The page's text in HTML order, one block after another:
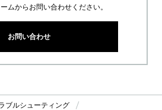
ムからお問い合わせください。
お問い合わせ
ブルシューティング